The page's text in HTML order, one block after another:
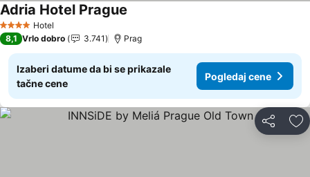
4 ZvezdiceHotel
Adria Hotel Prague
8,1 Vrlo dobro 3.741 Prag
Izaberi datume da bi se prikazale
tačne cene
Pogledaj cene
Deli